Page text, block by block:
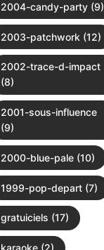
2004-candy-party (9)
2003-patchwork (12)
2002-trace-d-impact
(8)
2001-sous-influence
(9)
2000-blue-pale (10)
1999-pop-depart (7)
gratuiciels (17)